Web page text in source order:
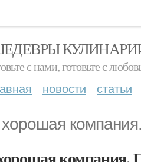
с нами, готовьте с
новости статьи